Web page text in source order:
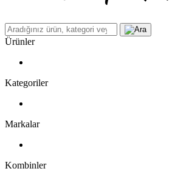
Ürünler
Kategoriler
Markalar
Kombinler